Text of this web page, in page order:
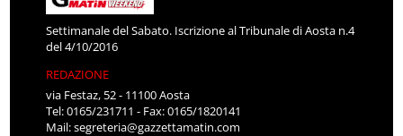
Settimanale del Sabato. Iscrizione al Tribunale di Aosta n.4
del 4/10/2016
REDAZIONE
via Festaz, 52 - 11100 Aosta
Tel: 0165/231711 - Fax: 0165/1820141
Mail:segreteria@gazzettamatin.com